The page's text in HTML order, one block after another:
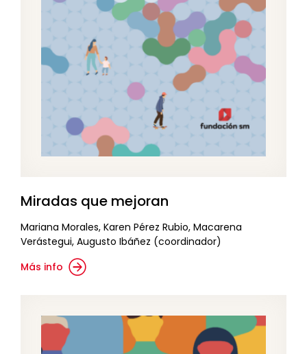
Miradas que mejoran
Mariana Morales, Karen Pérez Rubio, Macarena
Verástegui, Augusto Ibáñez (coordinador)
Más info